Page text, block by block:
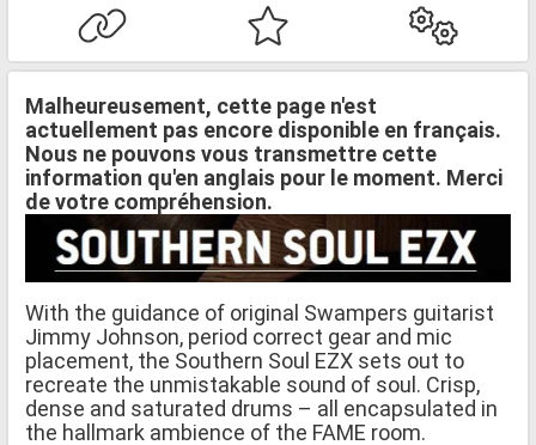
Malheureusement, cette page n'est
actuellement pas encore disponible en français.
Nous ne pouvons vous transmettre cette
information qu'en anglais pour le moment. Merci
de votre compréhension.
With the guidance of original Swampers guitarist
Jimmy Johnson, period correct gear and mic
placement, the Southern Soul EZX sets out to
recreate the unmistakable sound of soul. Crisp,
dense and saturated drums – all encapsulated in
the hallmark ambience of the FAME room.